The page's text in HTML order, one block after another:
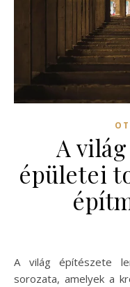
A
épületei
A világ építészete lenyűgöző mérnöki teljesítmények
sorozata, amelyek a